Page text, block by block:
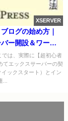
XSERVER
ログの始め方｜
ー開設＆ワード
トール方法
は、実際に【超初心者
てエックスサーバーの契
ックスタート）とイン